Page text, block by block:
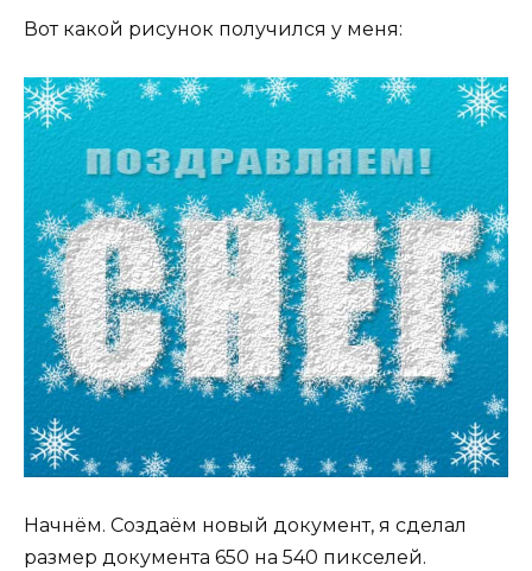
Вот какой рисунок получился у меня:
Начнём. Создаём новый документ, я сделал
размер документа 650 на 540 пикселей.